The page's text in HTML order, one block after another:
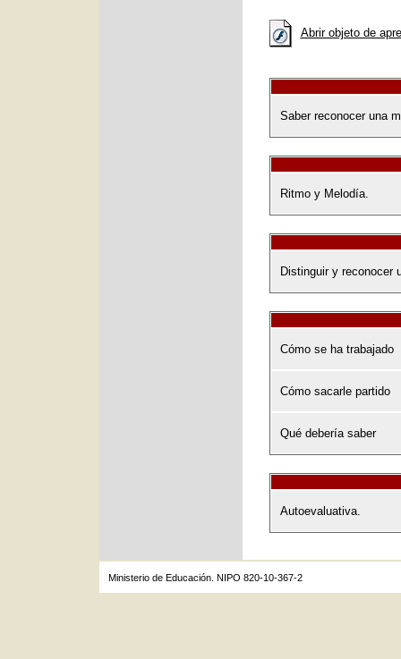
Abrir objeto de
Saber reconocer una
Ritmo y Melodía.
Distinguir y reconocer
Cómo se ha trabajado
Cómo sacarle partido
Qué debería saber
Autoevaluativa.
Ministerio de Educación. NIPO 820-10-367-2